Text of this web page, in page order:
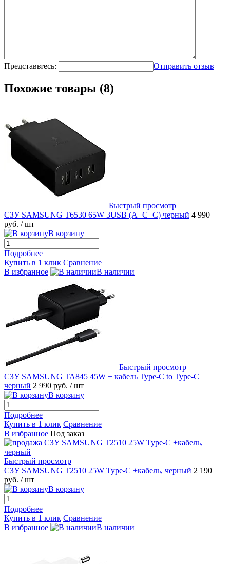
Представьтесь: Отправить отзыв
Похожие товары (8)
Быстрый просмотр
СЗУ SAMSUNG T6530 65W 3USB (A+C+C) черный 4 990
руб. / шт
В корзину
Подробнее
Купить в 1 клик Сравнение
В избранное
В наличии
Быстрый просмотр
СЗУ SAMSUNG TA845 45W + кабель Type-C to Type-C
черный 2 990 руб. / шт
В корзину
Подробнее
Купить в 1 клик Сравнение
В избранное Под заказ
Быстрый просмотр
СЗУ SAMSUNG T2510 25W Type-C +кабель, черный 2 190
руб. / шт
В корзину
Подробнее
Купить в 1 клик Сравнение
В избранное
В наличии